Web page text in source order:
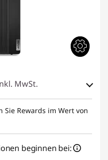
MwSt.
Sie Rewards im Wert von
beginnen bei: